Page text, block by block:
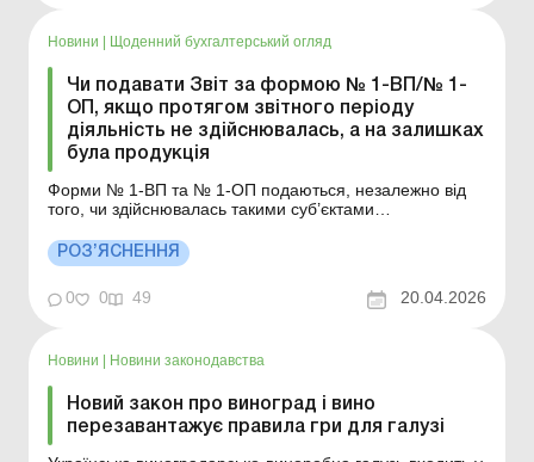
Новини Щоденний бухгалтерський огляд
Чи подавати Звіт за формою № 1-ВП/№ 1-
ОП, якщо протягом звітного періоду
діяльність не здійснювалась, а на залишках
була продукція
Форми № 1-ВП та № 1-ОП подаються, незалежно від
того, чи здійснювалась такими суб’єктами
та наявності/відсутності залишків продукції. Деталі див.
нижче. Більше за темою: Загальні правила отримання
РОЗ’ЯСНЕННЯ
0 0 49 20.04.2026
Новини | Новини законодавства
Новий закон про виноград і вино
перезавантажує правила гри для галузі